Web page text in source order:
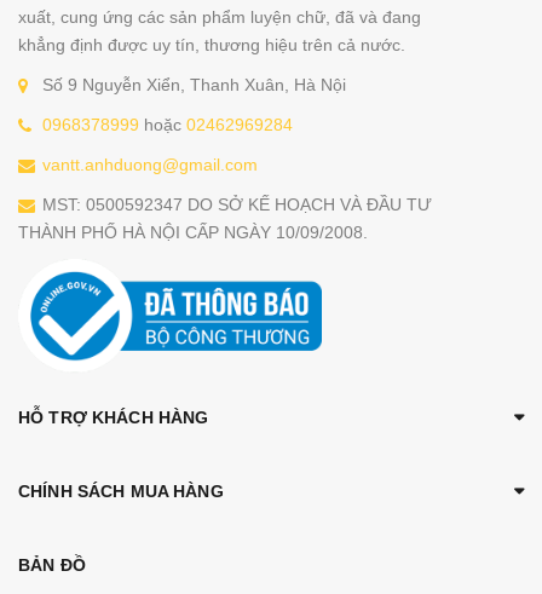
xuất, cung ứng các sản phẩm luyện chữ, đã và đang
khẳng định được uy tín, thương hiệu trên cả nước.
Số 9 Nguyễn Xiển, Thanh Xuân, Hà Nội
0968378999 hoặc 02462969284
vantt.anhduong@gmail.com
MST: 0500592347 DO SỞ KẾ HOẠCH VÀ ĐẦU TƯ
THÀNH PHỐ HÀ NỘI CẤP NGÀY 10/09/2008.
HỖ TRỢ KHÁCH HÀNG
CHÍNH SÁCH MUA HÀNG
BẢN ĐỒ